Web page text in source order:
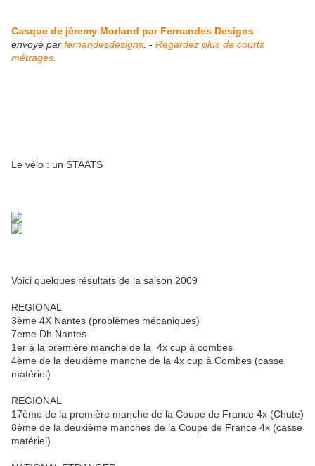
Casque de jéremy Morland par Fernandes Designs
envoyé par fernandesdesigns . - Regardez plus de courts
métrages.
Le vélo : un STAATS
Voici quelques résultats de la saison 2009
REGIONAL
3ème 4X Nantes (problèmes mécaniques)
7eme Dh Nantes
1er à la première manche de la 4x cup à combes
4ème de la deuxième manche de la 4x cup à Combes (casse
matériel)
REGIONAL
17ème de la première manche de la Coupe de France 4x (Chute)
8ème de la deuxième manches de la Coupe de France 4x (casse
matériel)